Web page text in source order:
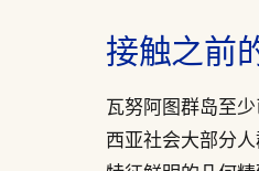
接触之前
瓦努阿图群岛至
西亚社会大部分